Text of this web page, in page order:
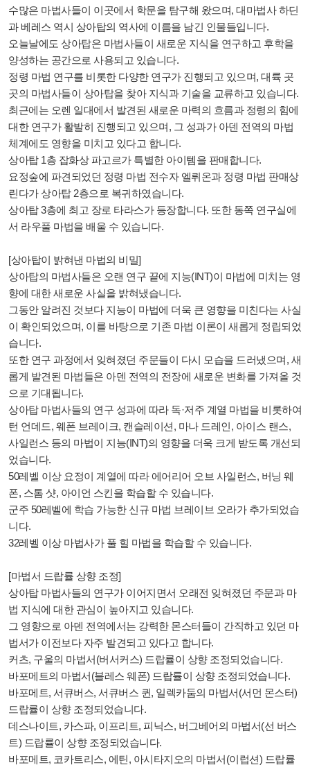
수많은 마법사들이 이곳에서 학문을 탐구해 왔으며, 대마법사 하딘
과 베레스 역시 상아탑의 역사에 이름을 남긴 인물들입니다.
오늘날에도 상아탑은 마법사들이 새로운 지식을 연구하고 후학을
양성하는 공간으로 사용되고 있습니다.
정령 마법 연구를 비롯한 다양한 연구가 진행되고 있으며, 대륙 곳
곳의 마법사들이 상아탑을 찾아 지식과 기술을 교류하고 있습니다.
최근에는 오렌 일대에서 발견된 새로운 마력의 흐름과 정령의 힘에
대한 연구가 활발히 진행되고 있으며, 그 성과가 아덴 전역의 마법
체계에도 영향을 미치고 있다고 합니다.
상아탑 1층 잡화상 파고르가 특별한 아이템을 판매합니다.
요정숲에 파견되었던 정령 마법 전수자 엘뤼온과 정령 마법 판매상
린다가 상아탑 2층으로 복귀하였습니다.
상아탑 3층에 최고 장로 타라스가 등장합니다. 또한 동쪽 연구실에
서 라우풀 마법을 배울 수 있습니다.
[상아탑이 밝혀낸 마법의 비밀]
상아탑의 마법사들은 오랜 연구 끝에 지능(INT)이 마법에 미치는 영
향에 대한 새로운 사실을 밝혀냈습니다.
그동안 알려진 것보다 지능이 마법에 더욱 큰 영향을 미친다는 사실
이 확인되었으며, 이를 바탕으로 기존 마법 이론이 새롭게 정립되었
습니다.
또한 연구 과정에서 잊혀졌던 주문들이 다시 모습을 드러냈으며, 새
롭게 발견된 마법들은 아덴 전역의 전장에 새로운 변화를 가져올 것
으로 기대됩니다.
상아탑 마법사들의 연구 성과에 따라 독·저주 계열 마법을 비롯하여
턴 언데드, 웨폰 브레이크, 캔슬레이션, 마나 드레인, 아이스 랜스,
사일런스 등의 마법이 지능(INT)의 영향을 더욱 크게 받도록 개선되
었습니다.
50레벨 이상 요정이 계열에 따라 에어리어 오브 사일런스, 버닝 웨
폰, 스톰 샷, 아이언 스킨을 학습할 수 있습니다.
군주 50레벨에 학습 가능한 신규 마법 브레이브 오라가 추가되었습
니다.
32레벨 이상 마법사가 풀 힐 마법을 학습할 수 있습니다.
[마법서 드랍률 상향 조정]
상아탑 마법사들의 연구가 이어지면서 오래전 잊혀졌던 주문과 마
법 지식에 대한 관심이 높아지고 있습니다.
그 영향으로 아덴 전역에서는 강력한 몬스터들이 간직하고 있던 마
법서가 이전보다 자주 발견되고 있다고 합니다.
커츠, 구울의 마법서(버서커스) 드랍률이 상향 조정되었습니다.
바포메트의 마법서(블레스 웨폰) 드랍률이 상향 조정되었습니다.
바포메트, 서큐버스, 서큐버스 퀸, 일렉카둠의 마법서(서먼 몬스터)
드랍률이 상향 조정되었습니다.
데스나이트, 카스파, 이프리트, 피닉스, 버그베어의 마법서(선 버스
트) 드랍률이 상향 조정되었습니다.
바포메트, 코카트리스, 에틴, 아시타지오의 마법서(이럽션) 드랍률